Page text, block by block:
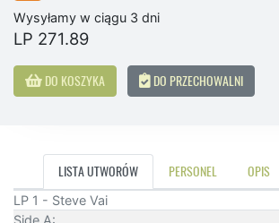
Wysyłamy w ciągu 3 dni
LP 271.89
DO KOSZYKA DO PRZECHOWALNI
LISTA UTWORÓW PERSONEL OPIS
LP 1 - Steve Vai
Side A: